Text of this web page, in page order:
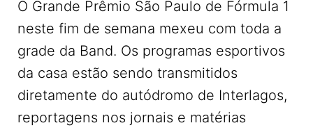
O Grande Prêmio São Paulo de Fórmula 1
neste fim de semana mexeu com toda a
grade da Band. Os programas esportivos
da casa estão sendo transmitidos
diretamente do autódromo de Interlagos,
reportagens nos jornais e matérias